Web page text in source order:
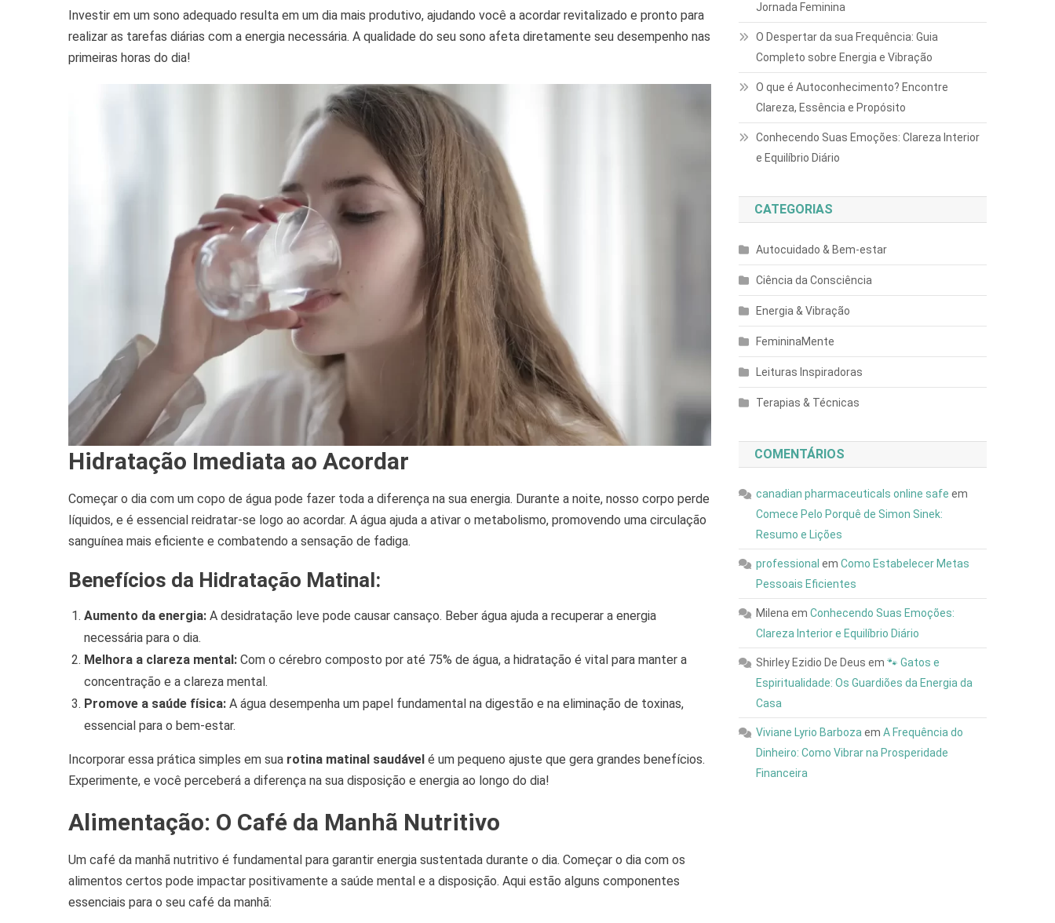
Investir em um sono adequado resulta em um dia mais produtivo, ajudando você a acordar revitalizado e pronto para
realizar as tarefas diárias com a energia necessária. A qualidade do seu sono afeta diretamente seu desempenho nas
primeiras horas do dia!
Hidratação Imediata ao Acordar
Começar o dia com um copo de água pode fazer toda a diferença na sua energia. Durante a noite, nosso corpo perde
líquidos, e é essencial reidratar-se logo ao acordar. A água ajuda a ativar o metabolismo, promovendo uma circulação
sanguínea mais eficiente e combatendo a sensação de fadiga.
Benefícios da Hidratação Matinal:
Aumento da energia: A desidratação leve pode causar cansaço. Beber água ajuda a recuperar a energia
necessária para o dia.
Melhora a clareza mental: Com o cérebro composto por até 75% de água, a hidratação é vital para manter a
concentração e a clareza mental.
Promove a saúde física: A água desempenha um papel fundamental na digestão e na eliminação de toxinas,
essencial para o bem-estar.
Incorporar essa prática simples em sua rotina matinal saudável é um pequeno ajuste que gera grandes benefícios.
Experimente, e você perceberá a diferença na sua disposição e energia ao longo do dia!
Alimentação: O Café da Manhã Nutritivo
Um café da manhã nutritivo é fundamental para garantir energia sustentada durante o dia. Começar o dia com os
alimentos certos pode impactar positivamente a saúde mental e a disposição. Aqui estão alguns componentes
essenciais para o seu café da manhã:
Jornada Feminina
O Despertar da sua Frequência: Guia
Completo sobre Energia e Vibração
O que é Autoconhecimento? Encontre
Clareza, Essência e Propósito
Conhecendo Suas Emoções: Clareza Interior
e Equilíbrio Diário
CATEGORIAS
Autocuidado & Bem-estar
Ciência da Consciência
Energia & Vibração
FemininaMente
Leituras Inspiradoras
Terapias & Técnicas
COMENTÁRIOS
canadian pharmaceuticals online safe em
Comece Pelo Porquê de Simon Sinek:
Resumo e Lições
professional emComo Estabelecer Metas
Pessoais Eficientes
Milena emConhecendo Suas Emoções:
Clareza Interior e Equilíbrio Diário
Shirley Ezidio De Deus em🐾 Gatos e
Espiritualidade: Os Guardiões da Energia da
Casa
Viviane Lyrio Barboza emA Frequência do
Dinheiro: Como Vibrar na Prosperidade
Financeira